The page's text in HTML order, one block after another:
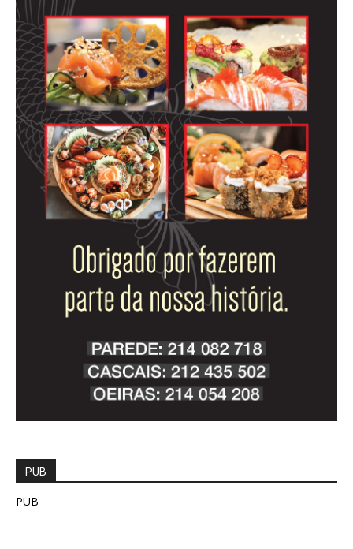
PUB
PUB